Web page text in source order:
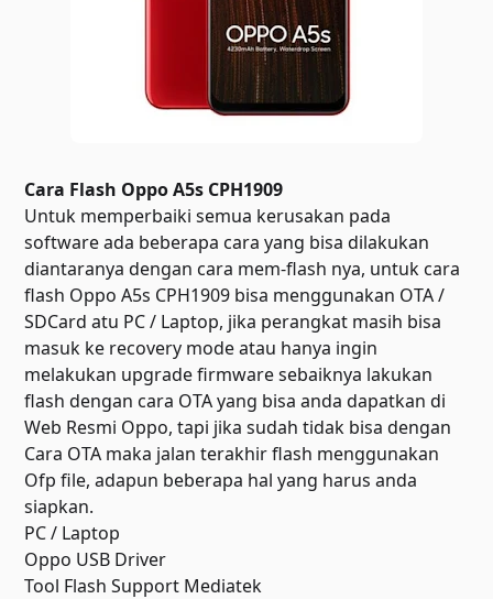
Cara Flash Oppo A5s CPH1909
Untuk memperbaiki semua kerusakan pada
software ada beberapa cara yang bisa dilakukan
diantaranya dengan cara mem-flash nya, untuk cara
flash Oppo A5s CPH1909 bisa menggunakan OTA /
SDCard atu PC / Laptop, jika perangkat masih bisa
masuk ke recovery mode atau hanya ingin
melakukan upgrade firmware sebaiknya lakukan
flash dengan cara OTA yang bisa anda dapatkan di
Web Resmi Oppo, tapi jika sudah tidak bisa dengan
Cara OTA maka jalan terakhir flash menggunakan
Ofp file, adapun beberapa hal yang harus anda
siapkan.
PC / Laptop
Oppo USB Driver
Tool Flash Support Mediatek